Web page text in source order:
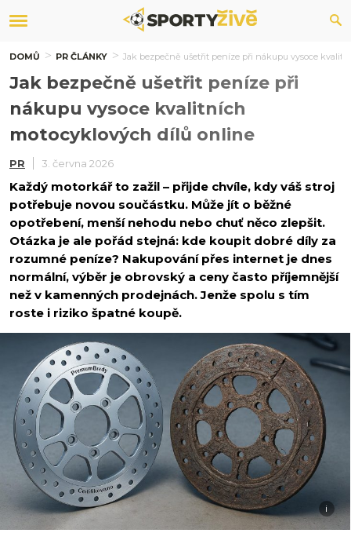
DOMŮ PR ČLÁNKY Jak bezpečně ušetřit peníze při nákupu vysoce
Jak bezpečně ušetřit peníze při
nákupu vysoce kvalitních
motocyklových dílů online
PR 3. června 2026
Každý motorkář to zažil – přijde chvíle, kdy váš stroj
potřebuje novou součástku. Může jít o běžné
opotřebení, menší nehodu nebo chuť něco zlepšit.
Otázka je ale pořád stejná: kde koupit dobré díly za
rozumné peníze? Nakupování přes internet je dnes
normální, výběr je obrovský a ceny často příjemnější
než v kamenných prodejnách. Jenže spolu s tím
roste i riziko špatné koupě.
i